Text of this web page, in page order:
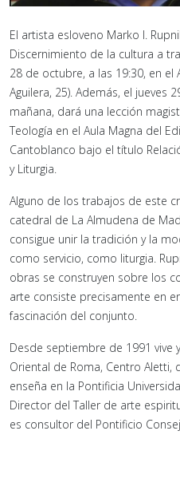
El artista esloveno Marko I.
Discernimiento de la cultura a
28 de octubre, a las 19:30, en el
Aguilera, 25). Además, el jueves
mañana, dará una lección
Teología en el Aula Magna del
Cantoblanco bajo el título
y Liturgia.
Alguno de los trabajos de este
catedral de La Almudena de
consigue unir la tradición y la
como servicio, como liturgia.
obras se construyen sobre los
arte consiste precisamente en
fascinación del conjunto.
Desde septiembre de 1991 vive
Oriental de Roma, Centro Aletti,
enseña en la Pontificia
Director del Taller de arte
es consultor del Pontificio